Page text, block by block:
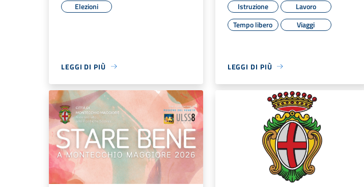
Elezioni
LEGGI DI PIÙ
Istruzione
Lavoro
Tempo libero
Viaggi
LEGGI DI PIÙ